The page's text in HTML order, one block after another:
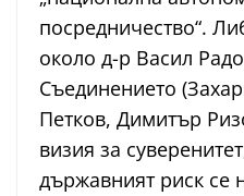
посредничество“.
около д-р Васил
Съединението
Петков, Димитър
визия за
държавният риск се